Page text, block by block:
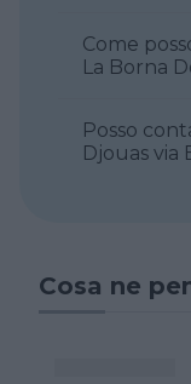
Come
La Borna
Posso contattare
Djouas via
Cosa ne